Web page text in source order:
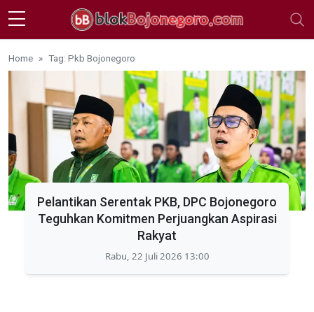
Skip to main content
Home Tag: Pkb Bojonegoro
Pelantikan Serentak PKB, DPC Bojonegoro
Teguhkan Komitmen Perjuangkan Aspirasi
Rakyat
Rabu, 22 Juli 2026 13:00